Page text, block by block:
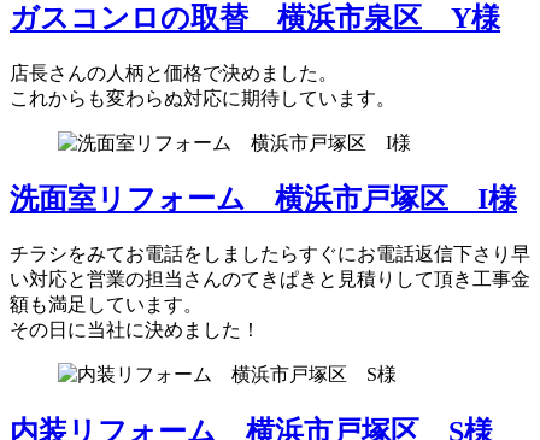
ガスコンロの取替 横浜市泉区 Y様
店長さんの人柄と価格で決めました。
これからも変わらぬ対応に期待しています。
洗面室リフォーム 横浜市戸塚区 I様
チラシをみてお電話をしましたらすぐにお電話返信下さり早
い対応と営業の担当さんのてきぱきと見積りして頂き工事金
額も満足しています。
その日に当社に決めました！
内装リフォーム 横浜市戸塚区 S様